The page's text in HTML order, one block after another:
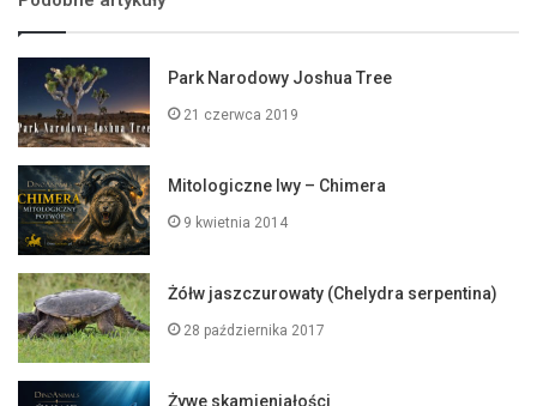
Park Narodowy Joshua Tree
21 czerwca 2019
Mitologiczne lwy – Chimera
9 kwietnia 2014
Żółw jaszczurowaty (Chelydra serpentina)
28 października 2017
Żywe skamieniałości